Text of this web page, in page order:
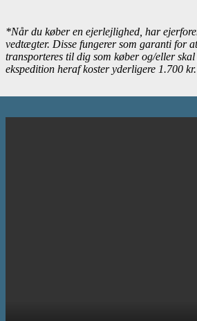
*Når du køber en ejerlejlighed, har
vedtægter. Disse fungerer som garanti for
transporteres til dig som køber og/eller
ekspedition heraf koster yderligere 1.700 kr.